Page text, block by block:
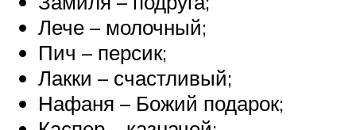
Лече – молочный;
Пич – персик;
Лакки – счастливый;
Нафаня – Божий подарок;